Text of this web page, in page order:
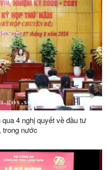
4 nghị quyết về đầu tư
trong nước